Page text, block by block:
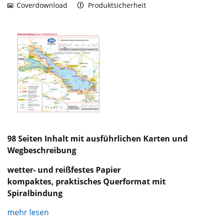
Coverdownload
Produktsicherheit
98 Seiten Inhalt mit ausführlichen Karten und
Wegbeschreibung
wetter- und reißfestes Papier
kompaktes, praktisches Querformat mit
Spiralbindung
mehr lesen